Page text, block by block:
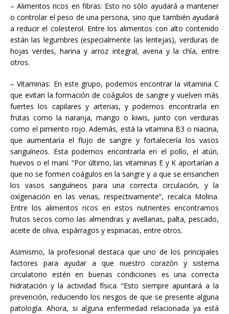
– Alimentos ricos en fibras: Esto no sólo ayudará a mantener
o controlar el peso de una persona, sino que también ayudará
a reducir el colesterol. Entre los alimentos con alto contenido
están las legumbres (especialmente las lentejas), verduras de
hojas verdes, harina y arroz integral, avena y la chía, entre
otros.
– Vitaminas: En este grupo, podemos encontrar la vitamina C
que evitan la formación de coágulos de sangre y vuelven más
fuertes los capilares y arterias, y podemos encontrarla en
frutas como la naranja, mango o kiwis, junto con verduras
como el pimiento rojo. Además, está la vitamina B3 o niacina,
que aumentaría el flujo de sangre y fortalecería los vasos
sanguíneos. Esta podemos encontrarla en el pollo, el atún,
huevos o el maní. “Por último, las vitaminas E y K aportarían a
que no se formen coágulos en la sangre y a que se ensanchen
los vasos sanguíneos para una correcta circulación, y la
oxigenación en las venas, respectivamente”, recalca Molina.
Entre los alimentos ricos en estos nutrientes encontramos
frutos secos como las almendras y avellanas, palta, pescado,
aceite de oliva, espárragos y espinacas, entre otros.
Asimismo, la profesional destaca que uno de los principales
factores para ayudar a que nuestro corazón y sistema
circulatorio estén en buenas condiciones es una correcta
hidratación y la actividad física. “Esto siempre apuntará a la
prevención, reduciendo los riesgos de que se presente alguna
patología. Ahora, si alguna enfermedad relacionada ya está